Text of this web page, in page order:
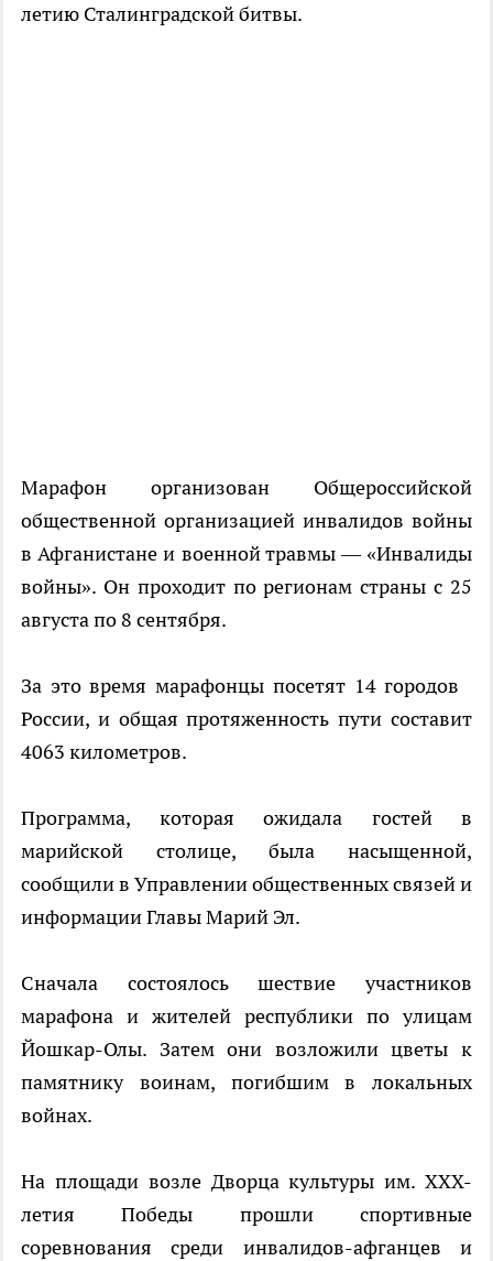
летию Сталинградской битвы.
Марафон организован Общероссийской
общественной организацией инвалидов войны
в Афганистане и военной травмы — «Инвалиды
войны». Он проходит по регионам страны с 25
августа по 8 сентября.
За это время марафонцы посетят 14 городов
России, и общая протяженность пути составит
4063 километров.
Программа, которая ожидала гостей в
марийской столице, была насыщенной,
сообщили в Управлении общественных связей и
информации Главы Марий Эл.
Сначала состоялось шествие участников
марафона и жителей республики по улицам
Йошкар-Олы. Затем они возложили цветы к
памятнику воинам, погибшим в локальных
войнах.
На площади возле Дворца культуры им. ХХХ-
летия Победы прошли спортивные
соревнования среди инвалидов-афганцев и